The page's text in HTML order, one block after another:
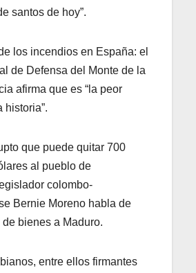
santos de hoy”.
los incendios en España: el
de Defensa del Monte de la
afirma que es “la peor
historia”.
que puede quitar 700
al pueblo de
colombo-
Bernie Moreno habla de
bienes a Maduro.
entre ellos firmantes